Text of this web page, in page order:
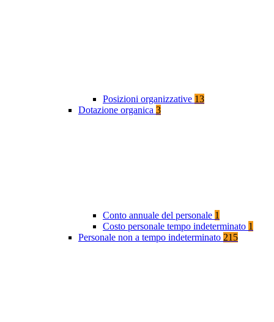
Posizioni organizzative 13
Dotazione organica 3
Conto annuale del personale 1
Costo personale tempo indeterminato 1
Personale non a tempo indeterminato 215